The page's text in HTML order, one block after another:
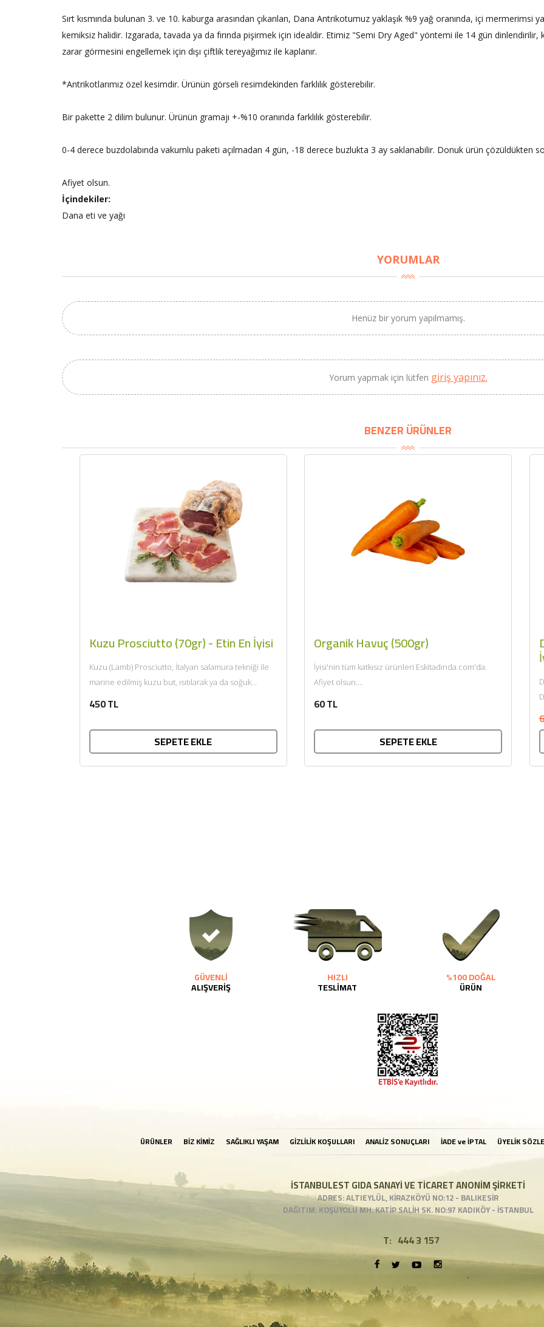
Sırt kısmında bulunan 3. ve 10. kaburga arasından çıkarılan, Dana Antrikotumuz yaklaşık %9 yağ oranında, içi
kemiksiz halidir. Izgarada, tavada ya da fırında pişirmek için idealdir. Etimiz "Semi Dry Aged" yöntemi ile 14 gün dinlendirilir,
zarar görmesini engellemek için dışı çiftlik tereyağımız ile kaplanır.
*Antrikotlarımız özel kesimdir. Ürünün görseli resimdekinden farklılık gösterebilir.
Bir pakette 2 dilim bulunur. Ürünün gramajı +-%10 oranında farklılık gösterebilir.
0-4 derece buzdolabında vakumlu paketi açılmadan 4 gün, -18 derece buzlukta 3 ay saklanabilir. Donuk ürün çözüldükten
Afiyet olsun.
İçindekiler:
Dana eti ve yağı
YORUMLAR
Henüz bir yorum yapılmamış.
Yorum yapmak için lütfen giriş yapınız.
BENZER ÜRÜNLER
Kuzu Prosciutto (70gr) - Etin En İyisi
Kuzu (Lamb) Prosciutto, İtalyan salamura tekniği ile
marine edilmiş kuzu but, ısıtılarak ya da soğuk
450 TL
SEPETE EKLE
Organik Havuç (500gr)
İyisi'nin tüm katkısız ürünleri Eskitadında.com'da.
Afiyet olsun....
60 TL
SEPETE EKLE
GÜVENLİ
ALIŞVERİŞ
HIZLI
TESLİMAT
%100 DOĞAL
ÜRÜN
ÜRÜNLER BİZ KİMİZ SAĞLIKLI YAŞAM GİZLİLİK KOŞULLARI ANALİZ SONUÇLARI İADE ve İPTAL ÜYELİK
İSTANBULEST GIDA SANAYİ VE TİCARET ANONİM ŞİRKETİ
ADRES: ALTIEYLÜL, KİRAZKÖYÜ NO:12 - BALIKESİR
DAĞITIM: KOŞUYOLU MH. KATİP SALİH SK. NO:97 KADIKÖY - İSTANBUL
T: 444 3 157
BU HAFTANIN PLANLI İNDİRİMİ
2100,00 TL
Sızma Zeytinyağı (2025
Yeni Hasat, Güney Ege, 5
Litre) - AtcaNova